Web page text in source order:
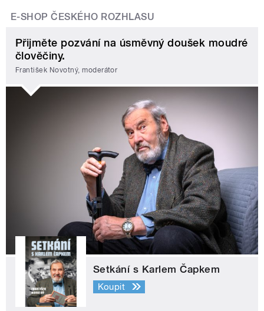
E-SHOP ČESKÉHO ROZHLASU
Přijměte pozvání na úsměvný doušek moudré
člověčiny.
František Novotný, moderátor
Setkání s Karlem Čapkem
Koupit